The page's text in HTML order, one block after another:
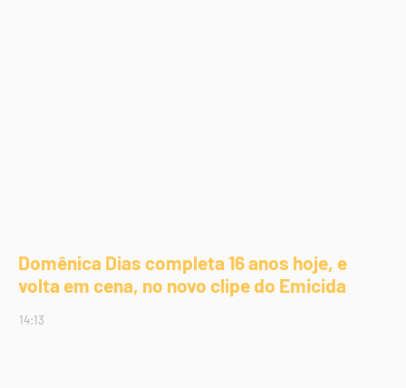
Domênica Dias completa 16 anos hoje, e
volta em cena, no novo clipe do Emicida
14:13